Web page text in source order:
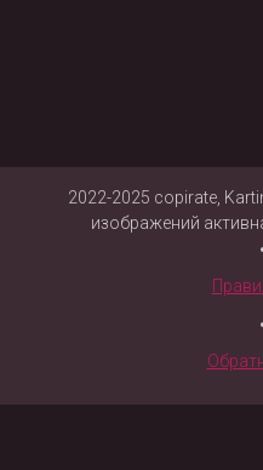
2022-2025 copirate,
изображений